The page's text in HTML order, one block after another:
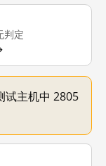
判定
试主机中 2805